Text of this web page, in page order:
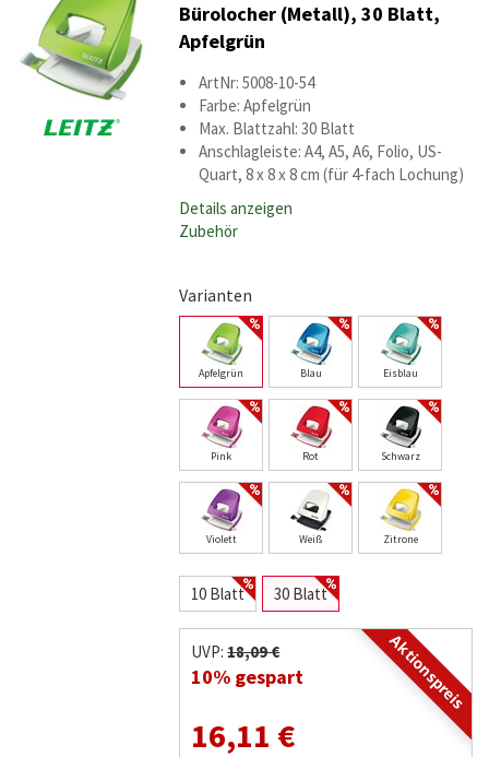
Bürolocher (Metall), 30 Blatt,
Apfelgrün
ArtNr: 5008-10-54
Farbe: Apfelgrün
Max. Blattzahl: 30 Blatt
Anschlagleiste: A4, A5, A6, Folio, US-
Quart, 8 x 8 x 8 cm (für 4-fach Lochung)
Details anzeigen
Zubehör
Varianten
Apfelgrün Blau Eisblau
Pink Rot Schwarz
Violett Weiß Zitrone
10 Blatt 30 Blatt
Aktionspreis
UVP:18,09 €
10% gespart
16,11 €